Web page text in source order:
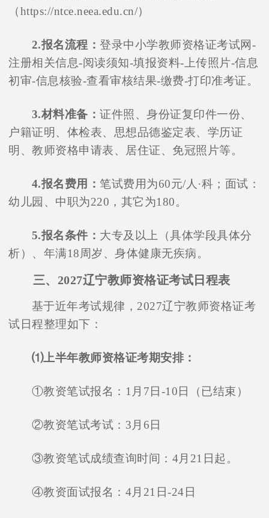
（https://ntce.neea.edu.cn/）
2.报名流程：登录中小学教师资格证考试网-
注册相关信息-阅读须知-填报资料-上传照片-信息
初审-信息核验-查看审核结果-缴费-打印准考证。
3.材料准备：证件照、身份证复印件一份、
户籍证明、体检表、思想品德鉴定表、学历证
明、教师资格申请表、居住证、免冠照片等。
4.报名费用： 笔试费用为60元/人·科；面试：
幼儿园、中职为220，其它为180。
5.报名条件： 大专及以上（具体学段具体分
析）、年满18周岁、身体健康无疾病。
三、2027辽宁教师资格证考试日程表
基于近年考试规律，2027辽宁教师资格证考
试日程整理如下：
⑴上半年教师资格证考期安排：
①教资笔试报名：1月7日-10日（已结束）
②教资笔试考试：3月6日
③教资笔试成绩查询时间：4月21日起。
④教资面试报名：4月21日-24日